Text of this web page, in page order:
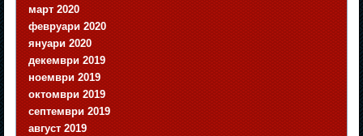
март 2020
февруари 2020
януари 2020
декември 2019
ноември 2019
октомври 2019
септември 2019
август 2019